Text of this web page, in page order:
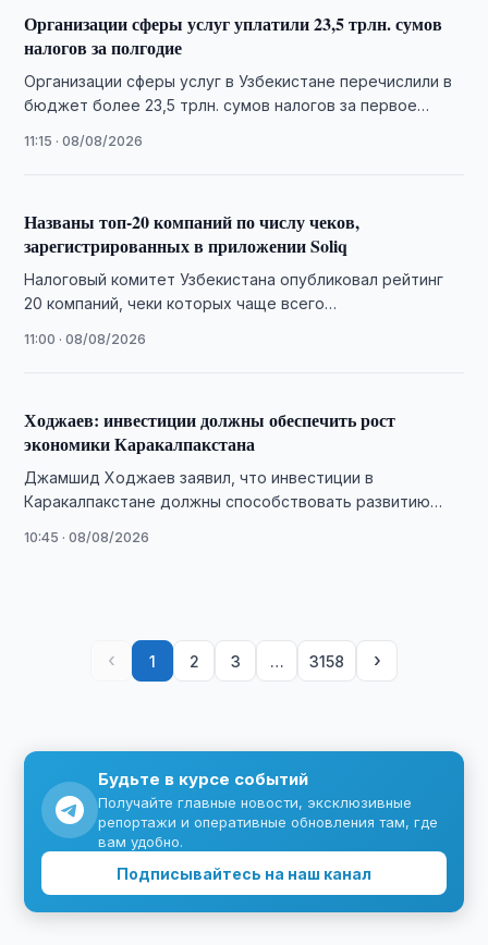
Организации сферы услуг уплатили 23,5 трлн. сумов
налогов за полгодие
Организации сферы услуг в Узбекистане перечислили в
бюджет более 23,5 трлн. сумов налогов за первое
11:15 · 08/08/2026
Названы топ-20 компаний по числу чеков,
зарегистрированных в приложении Soliq
Налоговый комитет Узбекистана опубликовал рейтинг
20 компаний, чеки которых чаще всего
11:00 · 08/08/2026
Ходжаев: инвестиции должны обеспечить рост
экономики Каракалпакстана
Джамшид Ходжаев заявил, что инвестиции в
Каракалпакстане должны способствовать развитию
10:45 · 08/08/2026
‹ 1 2 3 … 3158 ›
Будьте в курсе событий
Получайте главные новости, эксклюзивные
репортажи и оперативные обновления там, где
вам удобно.
Подписывайтесь на наш канал